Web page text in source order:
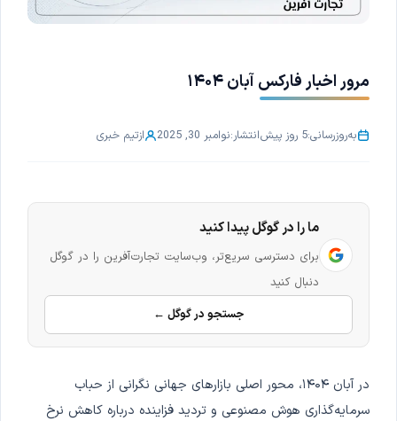
مرور اخبار فارکس آبان ۱۴۰۴
به‌روزرسانی:5 روز پیش انتشار:نوامبر 30, 2025 ازتیم خبری
ما را در گوگل پیدا کنید
برای دسترسی سریع‌تر، وب‌سایت تجارت‌آفرین را در گوگل
دنبال کنید
جستجو در گوگل ←
در آبان ۱۴۰۴، محور اصلی بازارهای جهانی نگرانی از حباب
سرمایه‌گذاری هوش مصنوعی و تردید فزاینده درباره کاهش نرخ